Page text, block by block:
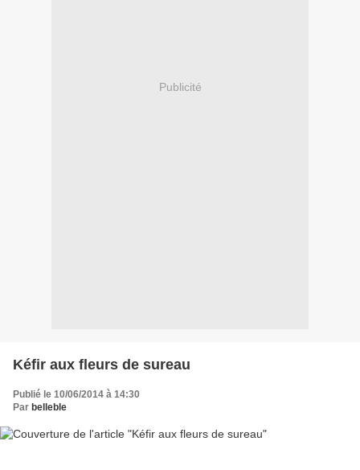
Publicité
Kéfir aux fleurs de sureau
Publié le 10/06/2014 à 14:30
Par belleble